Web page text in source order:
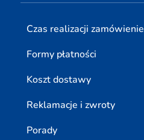
Czas realizacji zamówienie
Formy płatności
Koszt dostawy
Reklamacje i zwroty
Porady